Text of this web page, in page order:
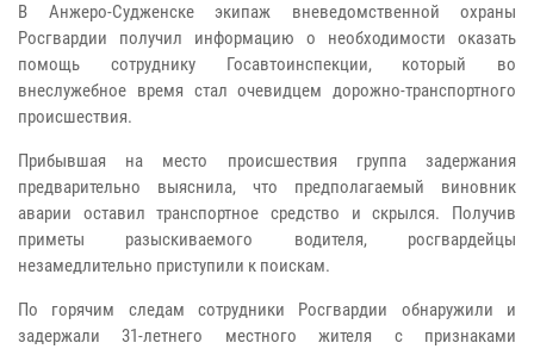
В Анжеро-Судженске экипаж вневедомственной охраны
Росгвардии получил информацию о необходимости оказать
помощь сотруднику Госавтоинспекции, который во
внеслужебное время стал очевидцем дорожно-транспортного
происшествия.
Прибывшая на место происшествия группа задержания
предварительно выяснила, что предполагаемый виновник
аварии оставил транспортное средство и скрылся. Получив
приметы разыскиваемого водителя, росгвардейцы
незамедлительно приступили к поискам.
По горячим следам сотрудники Росгвардии обнаружили и
задержали 31‑летнего местного жителя с признаками